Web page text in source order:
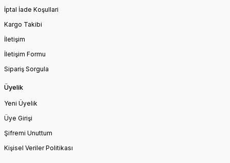
İptal İade Koşullari
Kargo Takibi
İletişim
İletişim Formu
Sipariş Sorgula
Üyelik
Yeni Üyelik
Üye Girişi
Şifremi Unuttum
Kişisel Veriler Politikası